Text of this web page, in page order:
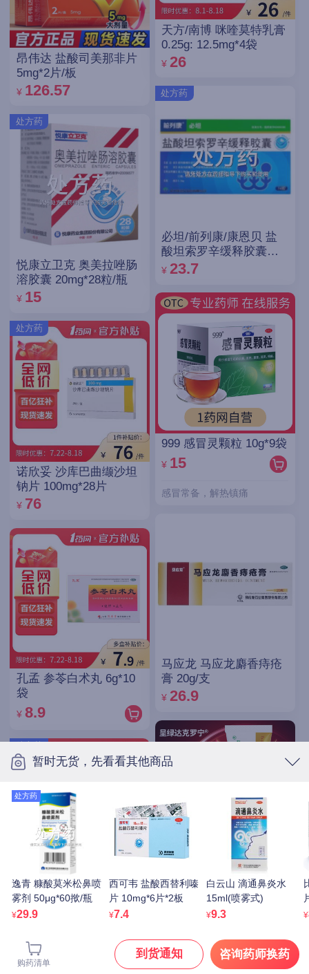
购药清单
到货通知 咨询药师换药
暂时无货，先看看其他商品
处方药
逸青 糠酸莫米松鼻喷
雾剂 50μg*60揿/瓶
¥29.9
西可韦 盐酸西替利嗪
片 10mg*6片*2板
¥7.4
白云山 滴通鼻炎水
15ml(喷雾式)
¥9.3 ¥
昂伟达 盐酸司美那非片
5mg*2片/板
¥ 126.57
处方药
悦康立卫克 奥美拉唑肠
溶胶囊 20mg*28粒/瓶
¥ 15
处方药
诺欣妥 沙库巴曲缬沙坦
钠片 100mg*28片
¥ 76
孔孟 参苓白术丸 6g*10
袋
¥ 8.9
优立通 非布司他片
40mg*7片*4板
15.9
处方药
天方/南博 咪喹莫特乳膏
0.25g: 12.5mg*4袋
¥ 26
处方药
必坦/前列康/康恩贝 盐
酸坦索罗辛缓释胶囊
0.2mg*14粒
¥ 23.7
999 感冒灵颗粒 10g*9袋
¥ 15
感冒常备，解热镇痛
马应龙 马应龙麝香痔疮
膏 20g/支
¥ 26.9
笛梦 男性达克罗宁延时
软膏 20g 非延迟喷雾
¥ 55.8
处方药